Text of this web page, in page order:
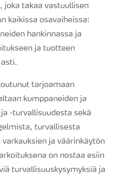
joka takaa vastuullisen
kaikissa osavaiheissa:
hankinnassa ja
ja tuotteen
tarjoamaan
kumppaneiden ja
-turvallisuudesta sekä
turvallisesta
ja väärinkäytön
on nostaa esiin
turvallisuuskysymyksiä ja